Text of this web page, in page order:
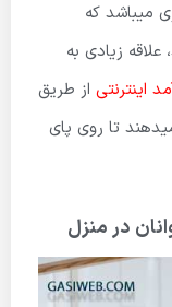
میباشد که
زیادی به
اینترنتی از طریق
تا روی پای